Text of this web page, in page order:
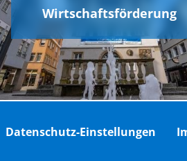
Wirtschaftsförderung
Datenschutz-Einstellungen